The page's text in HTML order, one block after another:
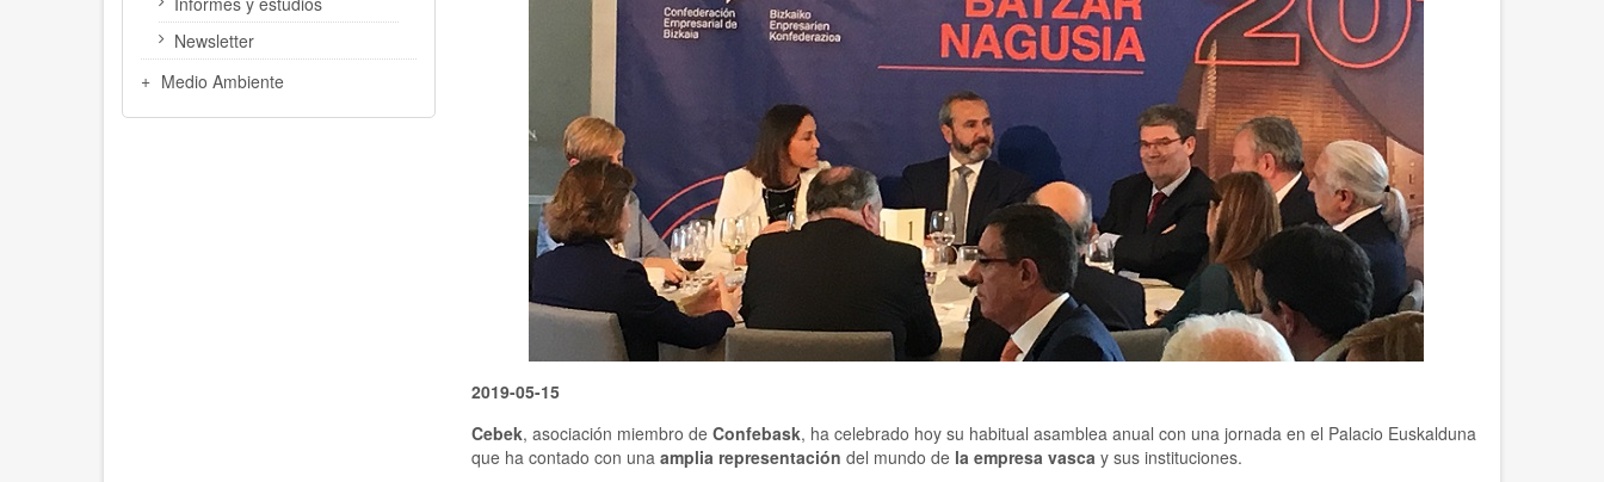
Newsletter
Medio Ambiente
2019-05-15
Cebek, asociación miembro de Confebask, ha celebrado hoy su habitual asamblea anual con una jornada en el Palacio Euskalduna
que ha contado con una amplia representación del mundo de la empresa vascay sus instituciones.